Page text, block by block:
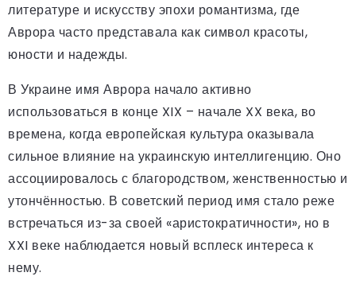
литературе и искусству эпохи романтизма, где
Аврора часто представала как символ красоты,
юности и надежды.
В Украине имя Аврора начало активно
использоваться в конце XIX – начале XX века, во
времена, когда европейская культура оказывала
сильное влияние на украинскую интеллигенцию. Оно
ассоциировалось с благородством, женственностью и
утончённостью. В советский период имя стало реже
встречаться из-за своей «аристократичности», но в
XXI веке наблюдается новый всплеск интереса к
нему.